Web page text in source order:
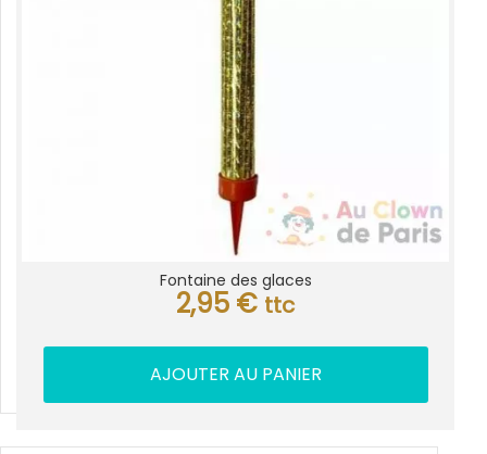
Fontaine des glaces
2,95 € ttc
AJOUTER AU PANIER